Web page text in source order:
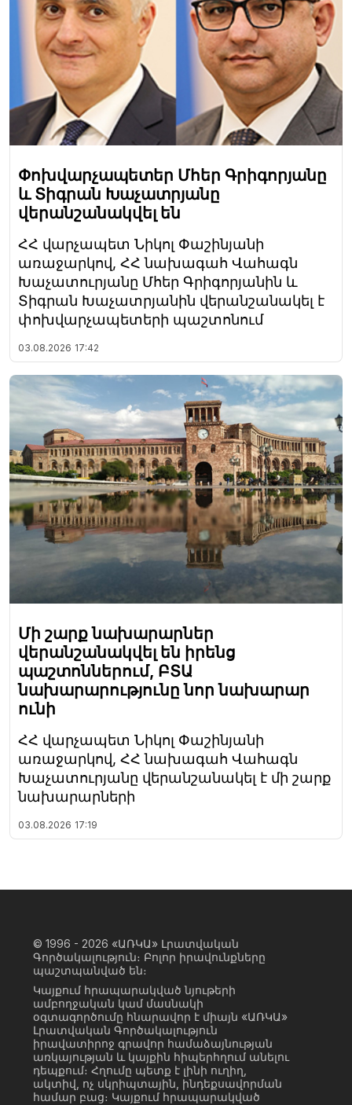
Փոխվարչապետեր Մհեր Գրիգորյանը
և Տիգրան Խաչատրյանը
վերանշանակվել են
ՀՀ վարչապետ Նիկոլ Փաշինյանի
առաջարկով, ՀՀ նախագահ Վահագն
Խաչատուրյանը Մհեր Գրիգորյանին և
Տիգրան Խաչատրյանին վերանշանակել է
փոխվարչապետերի պաշտոնում
03.08.2026 17:42
Մի շարք նախարարներ
վերանշանակվել են իրենց
պաշտոններում, ԲՏԱ
նախարարությունը նոր նախարար
ունի
ՀՀ վարչապետ Նիկոլ Փաշինյանի
առաջարկով, ՀՀ նախագահ Վահագն
Խաչատուրյանը վերանշանակել է մի շարք
նախարարների
03.08.2026 17:19
© 1996 - 2026 «ԱՌԿԱ» Լրատվական
Գործակալություն։ Բոլոր իրավունքները
պաշտպանված են։
Կայքում հրապարակված նյութերի
ամբողջական կամ մասնակի
օգտագործումը հնարավոր է միայն «ԱՌԿԱ»
Լրատվական Գործակալություն
իրավատիրոջ գրավոր համաձայնության
առկայության և կայքին հիպերհղում անելու
դեպքում։ Հղումը պետք է լինի ուղիղ,
ակտիվ, ոչ սկրիպտային, ինդեքսավորման
համար բաց։ Կայքում հրապարակված